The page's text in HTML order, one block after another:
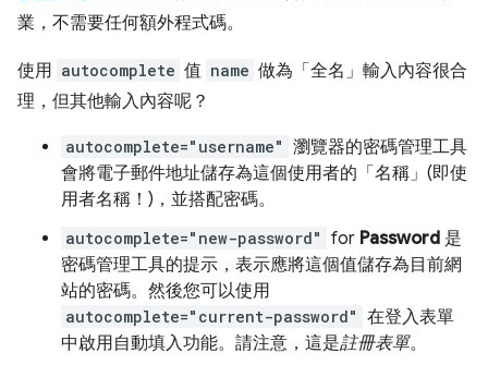
業，不需要任何額外程式碼。
使用 autocomplete 值 name 做為「全名」 輸入內容很合
理，但其他輸入內容呢？
autocomplete="username" 瀏覽器的密碼管理工具
會將電子郵件地址儲存為這個使用者的「名稱」(即使
用者名稱！)，並搭配密碼。
autocomplete="new-password" for Password 是
密碼管理工具的提示，表示應將這個值儲存為目前網
站的密碼。然後您可以使用
autocomplete="current-password" 在登入表單
中啟用自動填入功能。請注意，這是註冊表單。